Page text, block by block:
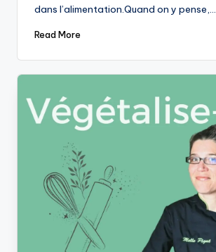
dans l’alimentation.Quand on y pense,…
Read More